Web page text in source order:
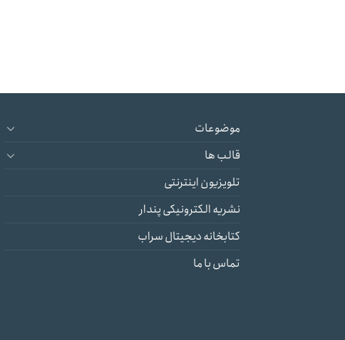
موضوعات
قالب ها
تلویزیون اینترنتی
نشریه الکترونیکی پندار
کتابخانه دیجیتال سراب
تماس با ما